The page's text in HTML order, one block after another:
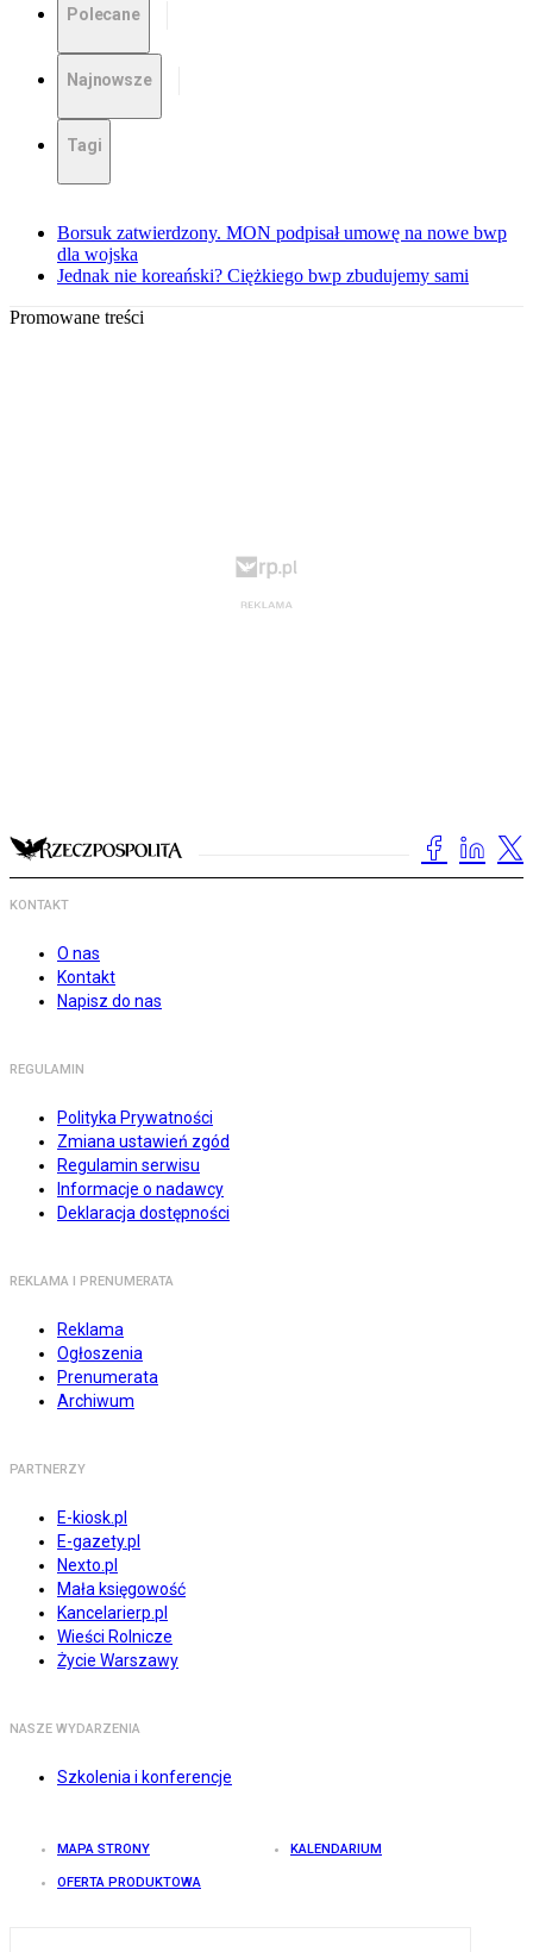
Polecane
Najnowsze
Tagi
Borsuk zatwierdzony. MON podpisał umowę na nowe bwp
dla wojska
Jednak nie koreański? Ciężkiego bwp zbudujemy sami
Promowane treści
KONTAKT
O nas
Kontakt
Napisz do nas
REGULAMIN
Polityka Prywatności
Zmiana ustawień zgód
Regulamin serwisu
Informacje o nadawcy
Deklaracja dostępności
REKLAMA I PRENUMERATA
Reklama
Ogłoszenia
Prenumerata
Archiwum
PARTNERZY
E-kiosk.pl
E-gazety.pl
Nexto.pl
Mała księgowość
Kancelarierp.pl
Wieści Rolnicze
Życie Warszawy
NASZE WYDARZENIA
Szkolenia i konferencje
MAPA STRONY KALENDARIUM
OFERTA PRODUKTOWA